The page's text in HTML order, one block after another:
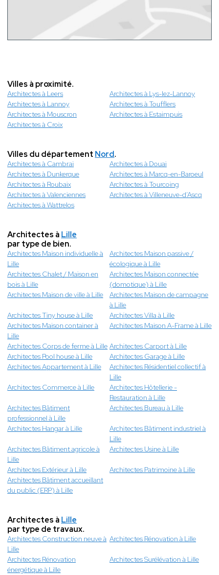
Villes à proximité.
Architectes à Leers
Architectes à Lys-lez-Lannoy
Architectes à Lannoy
Architectes à Toufflers
Architectes à Mouscron
Architectes à Estaimpuis
Architectes à Croix
Villes du département Nord.
Architectes à Cambrai
Architectes à Douai
Architectes à Dunkerque
Architectes à Marcq-en-Baroeul
Architectes à Roubaix
Architectes à Tourcoing
Architectes à Valenciennes
Architectes à Villeneuve-d’Ascq
Architectes à Wattrelos
Architectes à Lille
par type de bien.
Architectes Maison individuelle à
Lille
Architectes Maison passive /
écologique à Lille
Architectes Chalet / Maison en
bois à Lille
Architectes Maison connectée
(domotique) à Lille
Architectes Maison de ville à Lille
Architectes Maison de campagne
à Lille
Architectes Tiny house à Lille
Architectes Villa à Lille
Architectes Maison container à
Lille
Architectes Maison A-Frame à Lille
Architectes Corps de ferme à Lille Architectes Carport à Lille
Architectes Pool house à Lille
Architectes Garage à Lille
Architectes Appartement à Lille
Architectes Résidentiel collectif à
Lille
Architectes Commerce à Lille
Architectes Hôtellerie -
Restauration à Lille
Architectes Bâtiment
professionnel à Lille
Architectes Bureau à Lille
Architectes Hangar à Lille
Architectes Bâtiment industriel à
Lille
Architectes Bâtiment agricole à
Lille
Architectes Usine à Lille
Architectes Extérieur à Lille
Architectes Patrimoine à Lille
Architectes Bâtiment accueillant
du public (ERP) à Lille
Architectes à Lille
par type de travaux.
Architectes Construction neuve à
Lille
Architectes Rénovation à Lille
Architectes Rénovation
énergétique à Lille
Architectes Surélévation à Lille